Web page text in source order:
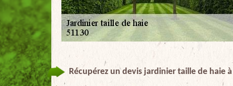
Récupérez un devis jardinier taille de haie